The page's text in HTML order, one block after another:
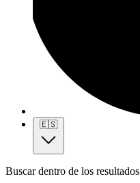
🇪🇸
Buscar dentro de los resultados